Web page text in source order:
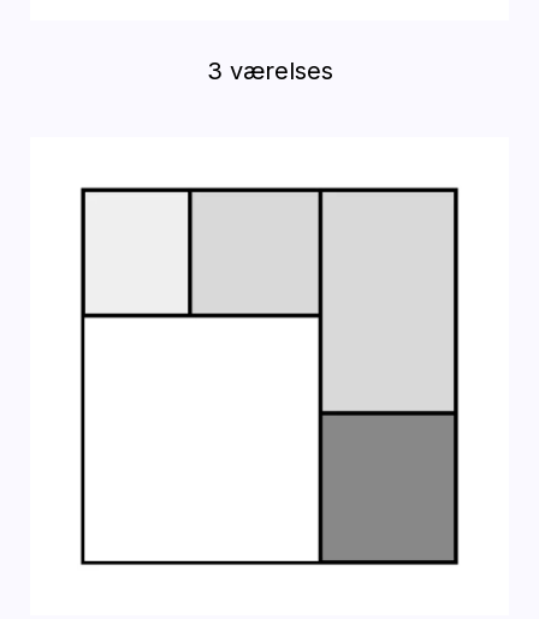
3 værelses